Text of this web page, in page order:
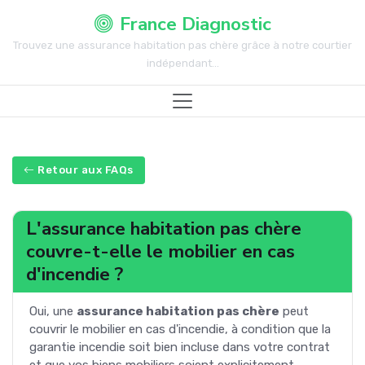
France Diagnostic
Trouvez une assurance habitation pas chère grâce à notre courtier
indépendant...
Retour aux FAQs
L'assurance habitation pas chère
couvre-t-elle le mobilier en cas
d'incendie ?
Oui, une assurance habitation pas chère peut
couvrir le mobilier en cas d'incendie, à condition que la
garantie incendie soit bien incluse dans votre contrat